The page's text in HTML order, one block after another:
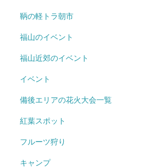
鞆の軽トラ朝市
福山のイベント
福山近郊のイベント
イベント
備後エリアの花火大会一覧
紅葉スポット
フルーツ狩り
キャンプ